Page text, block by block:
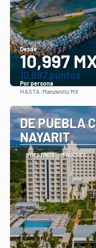
Desde
10,997
10.997 puntos
Por persona
HASTA: Manzanillo MX
DE PUEBLA
NAYARIT
1 DESTINOS 3 NOCHES